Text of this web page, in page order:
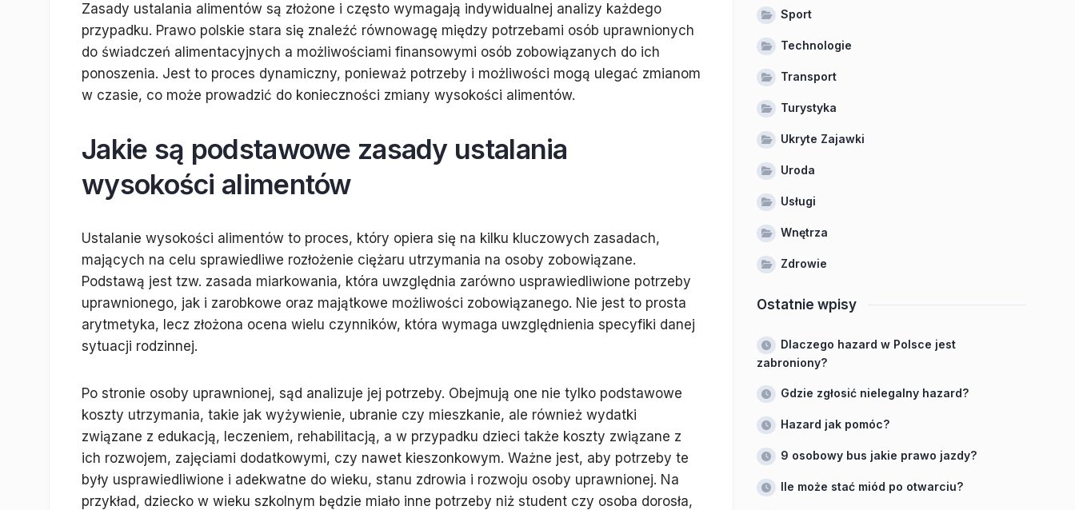
Zasady ustalania alimentów są złożone i często wymagają indywidualnej analizy każdego
przypadku. Prawo polskie stara się znaleźć równowagę między potrzebami osób uprawnionych
do świadczeń alimentacyjnych a możliwościami finansowymi osób zobowiązanych do ich
ponoszenia. Jest to proces dynamiczny, ponieważ potrzeby i możliwości mogą ulegać zmianom
w czasie, co może prowadzić do konieczności zmiany wysokości alimentów.
Jakie są podstawowe zasady ustalania
wysokości alimentów
Ustalanie wysokości alimentów to proces, który opiera się na kilku kluczowych zasadach,
mających na celu sprawiedliwe rozłożenie ciężaru utrzymania na osoby zobowiązane.
Podstawą jest tzw. zasada miarkowania, która uwzględnia zarówno usprawiedliwione potrzeby
uprawnionego, jak i zarobkowe oraz majątkowe możliwości zobowiązanego. Nie jest to prosta
arytmetyka, lecz złożona ocena wielu czynników, która wymaga uwzględnienia specyfiki danej
sytuacji rodzinnej.
Po stronie osoby uprawnionej, sąd analizuje jej potrzeby. Obejmują one nie tylko podstawowe
koszty utrzymania, takie jak wyżywienie, ubranie czy mieszkanie, ale również wydatki
związane z edukacją, leczeniem, rehabilitacją, a w przypadku dzieci także koszty związane z
ich rozwojem, zajęciami dodatkowymi, czy nawet kieszonkowym. Ważne jest, aby potrzeby te
były usprawiedliwione i adekwatne do wieku, stanu zdrowia i rozwoju osoby uprawnionej. Na
przykład, dziecko w wieku szkolnym będzie miało inne potrzeby niż student czy osoba dorosła,
Sport
Technologie
Transport
Turystyka
Ukryte Zajawki
Uroda
Usługi
Wnętrza
Zdrowie
Ostatnie wpisy
Dlaczego hazard w Polsce jest
zabroniony?
Gdzie zgłosić nielegalny hazard?
Hazard jak pomóc?
9 osobowy bus jakie prawo jazdy?
Ile może stać miód po otwarciu?